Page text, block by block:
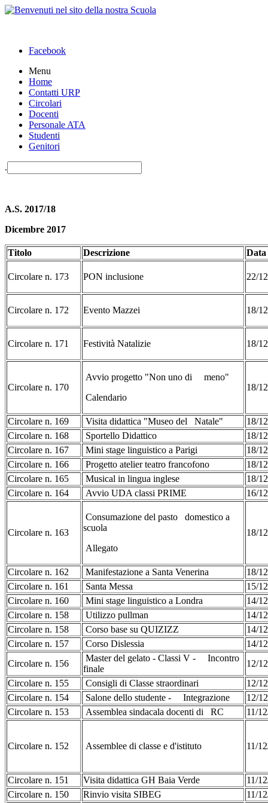
Facebook
Menu
Home
Contatti URP
Circolari
Docenti
Personale ATA
Studenti
Genitori
.
A.S. 2017/18
Dicembre 2017
Titolo Descrizione Data
Circolare n. 173 PON inclusione 22/
Circolare n. 172 Evento Mazzei 18/
Circolare n. 171 Festività Natalizie 18/
Circolare n. 170
Avvio progetto "Non uno di meno"
Calendario
18/
Circolare n. 169 Visita didattica "Museo del Natale"
18/
Circolare n. 168
Sportello Didattico
18/
Circolare n. 167
Mini stage linguistico a Parigi
18/
Circolare n. 166
Progetto atelier teatro francofono
18/
Circolare n. 165
Musical in lingua inglese
18/
Circolare n. 164
Avvio UDA classi PRIME 16/
Circolare n. 163
Consumazione del pasto domestico a
scuola
Allegato
18/
Circolare n. 162 Manifestazione a Santa Venerina
18/
Circolare n. 161
Santa Messa
15/
Circolare n. 160
Mini stage linguistico a Londra
14/
Circolare n. 158
Utilizzo pullman
14/
Circolare n. 158
Corso base su QUIZIZZ
14/
Circolare n. 157
Corso Dislessia
14/
Circolare n. 156
Master del gelato - Classi V - Incontro
finale
12/
Circolare n. 155
Consigli di Classe straordinari
12/
Circolare n. 154
Salone dello studente - Integrazione
12/
Circolare n. 153
Assemblea sindacala docenti di RC 11/
Circolare n. 152 Assemblee di classe e d'istituto 11/
Circolare n. 151 Visita didattica GH Baia Verde
11/
Circolare n. 150
Rinvio visita SIBEG
11/